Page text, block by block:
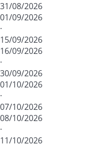
31/08/2026
01/09/2026
·
15/09/2026
16/09/2026
·
30/09/2026
01/10/2026
·
07/10/2026
08/10/2026
·
11/10/2026